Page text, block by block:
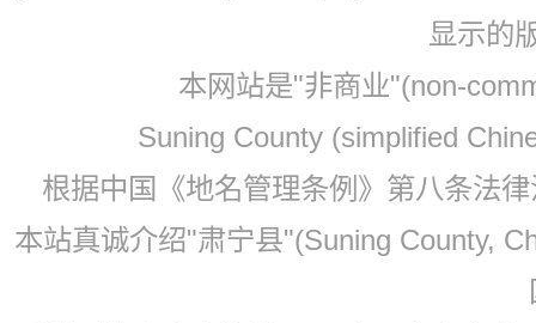
显示的
本网站是"非商业"(non-
Suning County (simplified
根据中国《地名管理条例》第八条法
本站真诚介绍"肃宁县"(Suning County,